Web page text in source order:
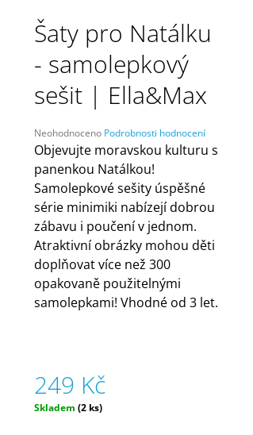
Šaty pro Natálku
- samolepkový
sešit | Ella&Max
Průměrné
hodnocení
produktu
je
0,0
z
hvězdiček.
Neohodnoceno Podrobnosti hodnocení
Objevujte moravskou kulturu s
panenkou Natálkou!
Samolepkové sešity úspěšné
série minimiki nabízejí dobrou
zábavu i poučení v jednom.
Atraktivní obrázky mohou děti
doplňovat více než 300
opakovaně použitelnými
samolepkami! Vhodné od 3 let.
249 Kč
Měrná
Skladem (2 ks)
ČELOVKA - ČESKÁ HÁDACÍ HRA SE 4
ČELENKAMI A KARTAMI | DVA TÁTOVÉ
499 Kč